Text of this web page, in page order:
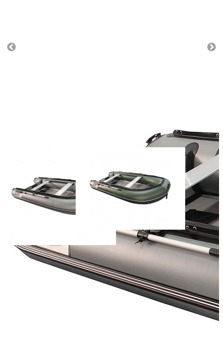
Масса (кг):56
Макс. мощн. мотора (л.с.):
15
Грузоподъемность (кг):540